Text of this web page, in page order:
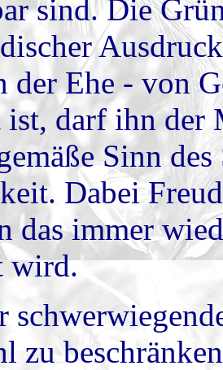
sind. Die
der Ehe - von
darf ihn der
Sinn
Dabei
das immer
wird.
zu